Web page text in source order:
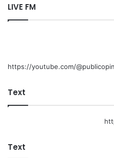
LIVE FM
https://youtube.com/
Text
Text